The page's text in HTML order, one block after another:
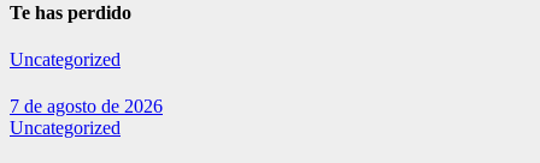
Te has perdido
Uncategorized
7 de agosto de 2026
Uncategorized